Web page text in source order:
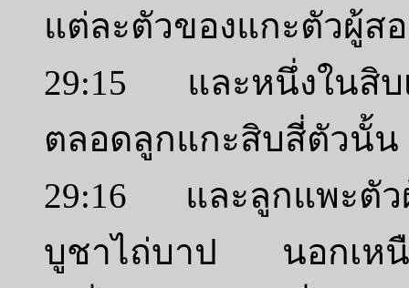
แต่ละตัวของแกะตัวผู้ส
29:15 และหนึ่งในสิบ
ตลอดลูกแกะสิบสี่ตัวนั้น
29:16 และลูกแพะตัวผู้
บูชาไถ่บาป นอกเหนือ